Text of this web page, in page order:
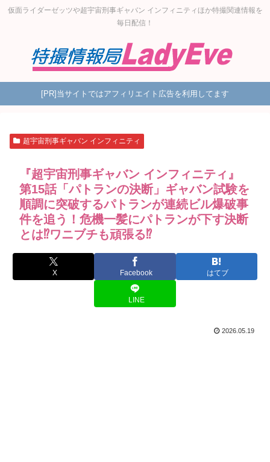
仮面ライダーゼッツや超宇宙刑事ギャバン インフィニティほか特撮関連情報を
毎日配信！
[PR]当サイトではアフィリエイト広告を利用してます
超宇宙刑事ギャバン インフィニティ
『超宇宙刑事ギャバン インフィニティ』
第15話「パトランの決断」ギャバン試験を
順調に突破するパトランが連続ビル爆破事
件を追う！危機一髪にパトランが下す決断
とは⁉ワニブチも頑張る⁉
X Facebook はてブ
LINE
2026.05.19